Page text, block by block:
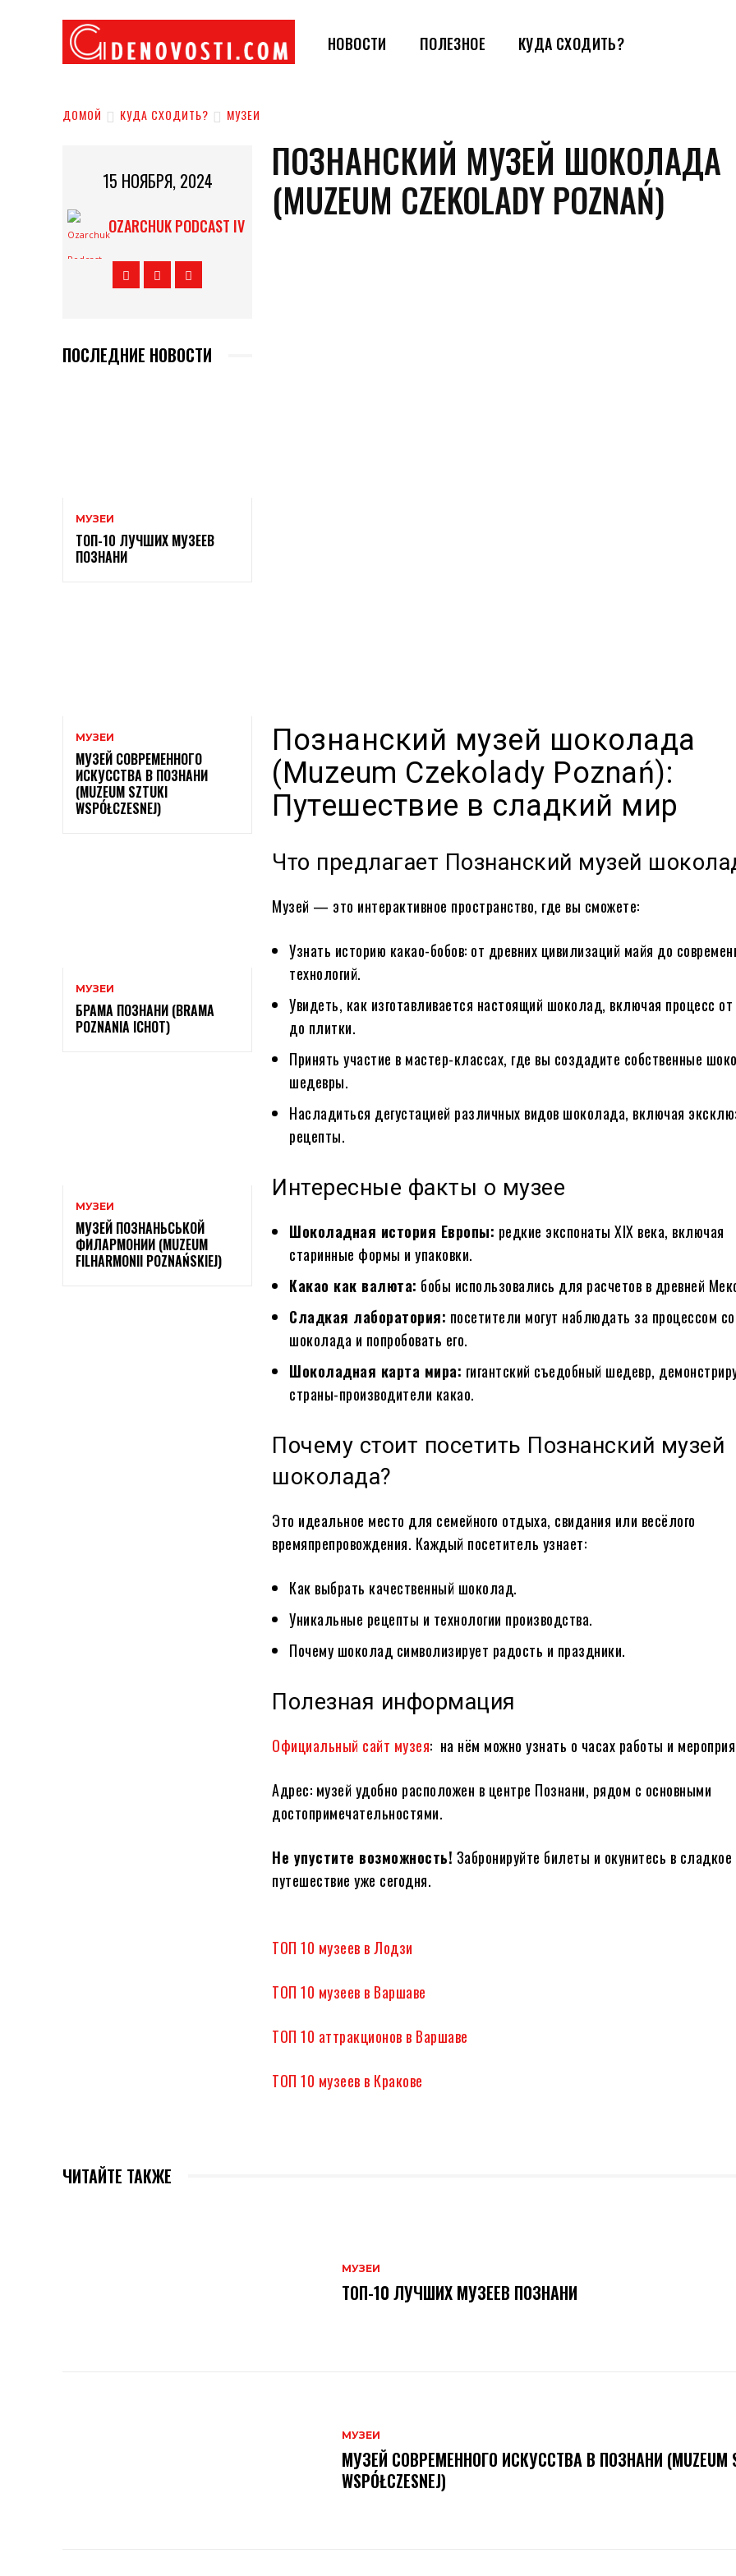
НОВОСТИ ПОЛЕЗНОЕ КУДА СХОДИТЬ?
ДОМОЙ КУДА СХОДИТЬ? МУЗЕИ
15 НОЯБРЯ, 2024
OZARCHUK PODCAST IV
ПОСЛЕДНИЕ НОВОСТИ
МУЗЕИ
ТОП-10 ЛУЧШИХ МУЗЕЕВ
ПОЗНАНИ
МУЗЕИ
МУЗЕЙ СОВРЕМЕННОГО
ИСКУССТВА В ПОЗНАНИ
(MUZEUM SZTUKI
WSPÓŁCZESNEJ)
МУЗЕИ
БРАМА ПОЗНАНИ (BRAMA
POZNANIA ICHOT)
МУЗЕИ
МУЗЕЙ ПОЗНАНЬСЬКОЙ
ФИЛАРМОНИИ (MUZEUM
FILHARMONII POZNAŃSKIEJ)
ПОЗНАНСКИЙ МУЗЕЙ ШОКОЛАДА
(MUZEUM CZEKOLADY POZNAŃ)
Познанский музей шоколада
(Muzeum Czekolady Poznań):
Путешествие в сладкий мир
Что предлагает Познанский музей
Музей — это интерактивное пространство, где вы сможете:
Узнать историю какао-бобов: от древних цивилизаций майя до
технологий.
Увидеть, как изготавливается настоящий шоколад, включая процесс
до плитки.
Принять участие в мастер-классах, где вы создадите собственные
шедевры.
Насладиться дегустацией различных видов шоколада, включая
рецепты.
Интересные факты о музее
Шоколадная история Европы: редкие экспонаты XIX века, включая
старинные формы и упаковки.
Какао как валюта: бобы использовались для расчетов в древней
Сладкая лаборатория: посетители могут наблюдать за процессом
шоколада и попробовать его.
Шоколадная карта мира: гигантский съедобный шедевр,
страны-производители какао.
Почему стоит посетить Познанский музей
шоколада?
Это идеальное место для семейного отдыха, свидания или весёлого
времяпрепровождения. Каждый посетитель узнает:
Как выбрать качественный шоколад.
Уникальные рецепты и технологии производства.
Почему шоколад символизирует радость и праздники.
Полезная информация
Официальный сайт музея: на нём можно узнать о часах работы и
Адрес: музей удобно расположен в центре Познани, рядом с основными
достопримечательностями.
Не упустите возможность! Забронируйте билеты и окунитесь в сладкое
путешествие уже сегодня.
ТОП 10 музеев в Лодзи
ТОП 10 музеев в Варшаве
ТОП 10 аттракционов в Варшаве
ТОП 10 музеев в Кракове
ЧИТАЙТЕ ТАКЖЕ
МУЗЕИ
ТОП-10 ЛУЧШИХ МУЗЕЕВ ПОЗНАНИ
МУЗЕИ
МУЗЕЙ СОВРЕМЕННОГО ИСКУССТВА В ПОЗНАНИ (MUZEUM
WSPÓŁCZESNEJ)